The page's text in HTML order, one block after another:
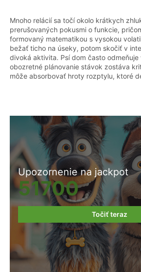
Mnoho relácií sa točí okolo krátkych
prerušovaných pokusmi o funkcie,
formovaný matematikou s vysokou
bežať ticho na úseky, potom skočiť v
divoká aktivita. Psí dom často
obozretné plánovanie stávok zostáva
môže absorbovať hroty rozptylu, ktoré
Upozornenie na jackpot
51700
Točiť teraz